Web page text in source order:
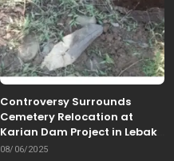
Controversy Surrounds
Cemetery Relocation at
Karian Dam Project in Lebak,
Banten
08/06/2025